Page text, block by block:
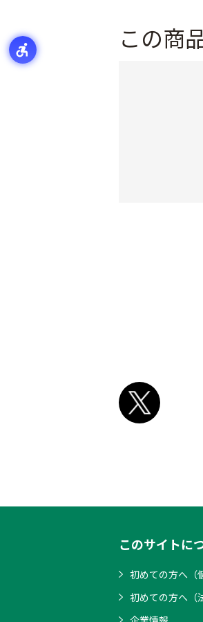
この商
このサイトに
初めての方へ（
初めての方へ（